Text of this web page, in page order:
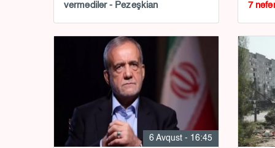
vermədilər - Pezeşkian
7
6 Avqust - 16:45